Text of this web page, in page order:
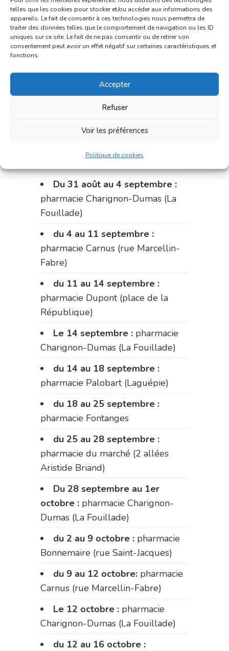
telles que les cookies pour stocker et/ou accéder aux informations des
appareils. Le fait de consentir à ces technologies nous permettra de
traiter des données telles que le comportement de navigation ou les ID
uniques sur ce site. Le fait de ne pas consentir ou de retirer son
consentement peut avoir un effet négatif sur certaines caractéristiques et
fonctions.
Accepter
Refuser
Voir les préférences
Politique de cookies
du marché (2 allées Aristide
Briand)
Le 17 août :pharmacie
Palobart (Laguépie)
du 21 au 28 août :
Dupont (place de la République)
Du 31 août au 4 septembre :
pharmacie Charignon-Dumas (La
Fouillade)
du 4 au 11 septembre :
pharmacie Carnus (rue Marcellin-
Fabre)
du 11 au 14 septembre :
pharmacie Dupont (place de la
République)
Le 14 septembre : pharmacie
Charignon-Dumas (La Fouillade)
du 14 au 18 septembre :
pharmacie Palobart (Laguépie)
du 18 au 25 septembre :
pharmacie Fontanges
du 25 au 28 septembre :
pharmacie du marché (2 allées
Aristide Briand)
Du 28 septembre au 1er
octobre : pharmacie Charignon-
Dumas (La Fouillade)
du 2 au 9 octobre : pharmacie
Bonnemaire (rue Saint-Jacques)
du 9 au 12 octobre: pharmacie
Carnus (rue Marcellin-Fabre)
Le 12 octobre : pharmacie
Charignon-Dumas (La Fouillade)
du 12 au 16 octobre :